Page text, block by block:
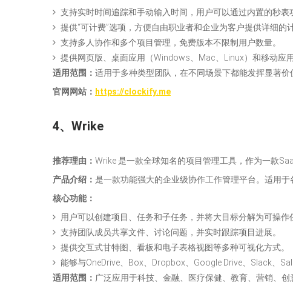
支持实时时间追踪和手动输入时间，用户可以通过内置的秒表
提供“可计费”选项，方便自由职业者和企业为客户提供详细的
支持多人协作和多个项目管理，免费版本不限制用户数量。
提供网页版、桌面应用（Windows、Mac、Linux）和移动应
适用范围： 适用于多种类型团队，在不同场景下都能发挥显著价
官网网站 ： https://clockify.me
4、Wrike
推荐理由： Wrike 是一款全球知名的项目管理工具，作为一款
产品介绍： 是一款功能强大的企业级协作工作管理平台。适用
核心功能：
用户可以创建项目、任务和子任务，并将大目标分解为可操作
支持团队成员共享文件、讨论问题，并实时跟踪项目进展。
提供交互式甘特图、看板和电子表格视图等多种可视化方式。
能够与OneDrive、Box、Dropbox、Google Drive、Slack、
适用范围： 广泛应用于科技、金融、医疗保健、教育、营销、